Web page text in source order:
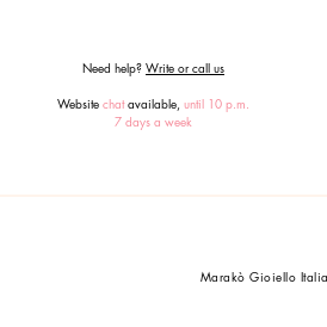
Need help? Write or call us
Website chatavailable, until 10 p.m.
7 days a week
Marakò Gioiello